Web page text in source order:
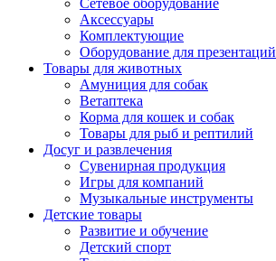
Аксессуары
Комплектующие
Оборудование для презентаций
Товары для животных
Амуниция для собак
Ветаптека
Корма для кошек и собак
Товары для рыб и рептилий
Досуг и развлечения
Сувенирная продукция
Игры для компаний
Музыкальные инструменты
Детские товары
Развитие и обучение
Детский спорт